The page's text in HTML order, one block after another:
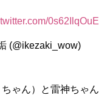
0s62IlqOuE
(@ikezaki_wow)
ゃん）と雷神ちゃん